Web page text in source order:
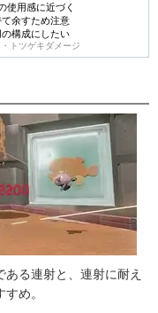
使用感に近づく
て余すため注意
の構成にしたい
トツゲキダメージ
る連射と、連射に耐え
め。